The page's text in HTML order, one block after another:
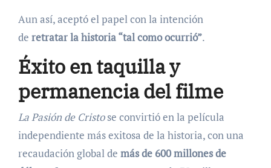
Aun así, aceptó el papel con la intención
de retratar la historia “tal como ocurrió”.
Éxito en taquilla y
permanencia del filme
La Pasión de Cristose convirtió en la película
independiente más exitosa de la historia, con una
recaudación global de más de 600 millones de